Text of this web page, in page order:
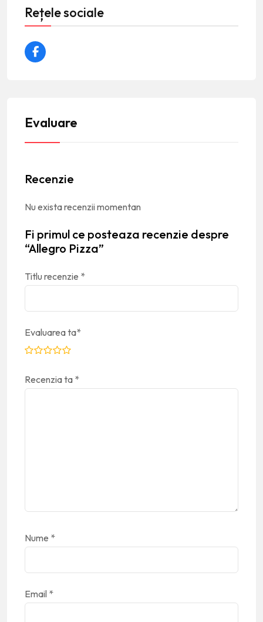
Rețele sociale
Evaluare
Recenzie
Nu exista recenzii momentan
Fi primul ce posteaza recenzie despre
“Allegro Pizza”
Titlu recenzie *
Evaluarea ta*
Recenzia ta *
Nume *
Email *